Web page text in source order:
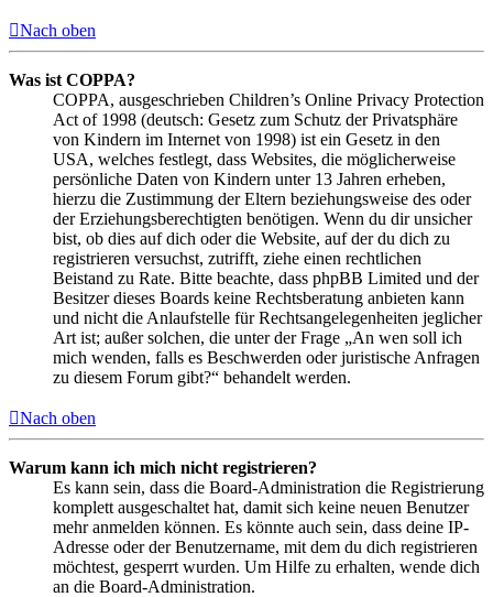
Nach oben
Was ist COPPA?
COPPA, ausgeschrieben Children’s Online Privacy Protection
Act of 1998 (deutsch: Gesetz zum Schutz der Privatsphäre
von Kindern im Internet von 1998) ist ein Gesetz in den
USA, welches festlegt, dass Websites, die möglicherweise
persönliche Daten von Kindern unter 13 Jahren erheben,
hierzu die Zustimmung der Eltern beziehungsweise des oder
der Erziehungsberechtigten benötigen. Wenn du dir unsicher
bist, ob dies auf dich oder die Website, auf der du dich zu
registrieren versuchst, zutrifft, ziehe einen rechtlichen
Beistand zu Rate. Bitte beachte, dass phpBB Limited und der
Besitzer dieses Boards keine Rechtsberatung anbieten kann
und nicht die Anlaufstelle für Rechtsangelegenheiten jeglicher
Art ist; außer solchen, die unter der Frage „An wen soll ich
mich wenden, falls es Beschwerden oder juristische Anfragen
zu diesem Forum gibt?“ behandelt werden.
Nach oben
Warum kann ich mich nicht registrieren?
Es kann sein, dass die Board-Administration die Registrierung
komplett ausgeschaltet hat, damit sich keine neuen Benutzer
mehr anmelden können. Es könnte auch sein, dass deine IP-
Adresse oder der Benutzername, mit dem du dich registrieren
möchtest, gesperrt wurden. Um Hilfe zu erhalten, wende dich
an die Board-Administration.